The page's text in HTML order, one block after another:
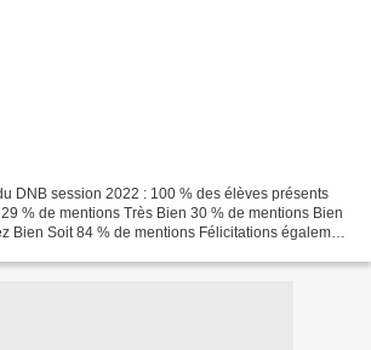
DNB session 2022 : 100 % des élèves présents
% de mentions Très Bien 30 % de mentions Bien
Bien Soit 84 % de mentions Félicitations également